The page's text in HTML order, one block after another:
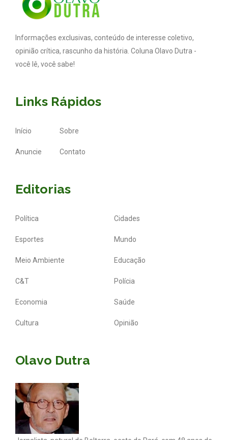
Informações exclusivas, conteúdo de interesse coletivo,
opinião crítica, rascunho da história. Coluna Olavo Dutra -
você lê, você sabe!
Links Rápidos
Início Sobre
Anuncie Contato
Editorias
Política Cidades
Esportes Mundo
Meio Ambiente Educação
C&T Polícia
Economia Saúde
Cultura Opinião
Olavo Dutra